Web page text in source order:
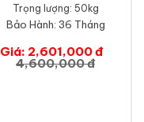
Trọng lượng: 50kg
Bảo Hành: 36 Tháng
Giá: 2,601,000 đ
4,600,000 đ